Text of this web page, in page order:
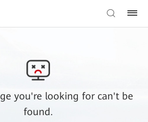
you're looking for can't be
found.